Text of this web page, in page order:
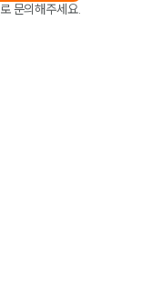
로 문의해주세요.